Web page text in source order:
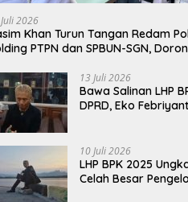
Harus Menunjukkan
2026
Khan Turun Tangan Redam
PTPN dan SPBUN-SGN,
13 Juli 2026
Bawa Salinan LHP
DPRD, Eko
Harus Berbasis Fakta
10 Juli 2026
LHP BPK 2025
Celah Besar